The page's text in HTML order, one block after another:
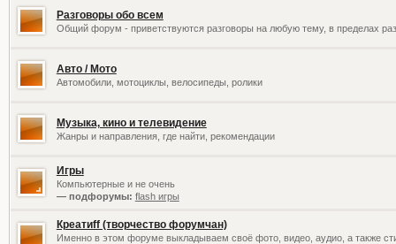
Разговоры обо всем
Общий форум - приветствуются разговоры на любую тему, в пределах
Авто / Мото
Автомобили, мотоциклы, велосипеды, ролики
Музыка, кино и телевидение
Жанры и направления, где найти, рекомендации
Игры
Компьютерные и не очень
— подфорумы: flash игры
Креатиff (творчество форумчан)
Именно в этом форуме выкладываем своё фото, видео, аудио, а также